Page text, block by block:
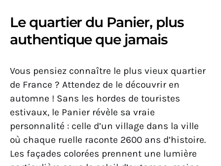
Le quartier du Panier, plus
authentique que jamais
Vous pensiez connaître le plus vieux quartier
de France ? Attendez de le découvrir en
automne ! Sans les hordes de touristes
estivaux, le Panier révèle sa vraie
personnalité : celle d’un village dans la ville
où chaque ruelle raconte 2600 ans d’histoire.
Les façades colorées prennent une lumière